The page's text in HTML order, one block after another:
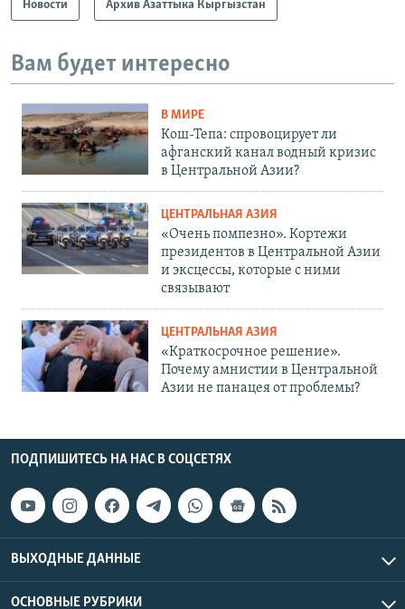
Новости Архив Азаттыка Кыргызстан
Вам будет интересно
В МИРЕ
Кош-Тепа: спровоцирует ли
афганский канал водный кризис
в Центральной Азии?
ЦЕНТРАЛЬНАЯ АЗИЯ
«Очень помпезно». Кортежи
президентов в Центральной Азии
и эксцессы, которые с ними
связывают
ЦЕНТРАЛЬНАЯ АЗИЯ
«Краткосрочное решение».
Почему амнистии в Центральной
Азии не панацея от проблемы?
ПОДПИШИТЕСЬ НА НАС В СОЦСЕТЯХ
ВЫХОДНЫЕ ДАННЫЕ
ОСНОВНЫЕ РУБРИКИ